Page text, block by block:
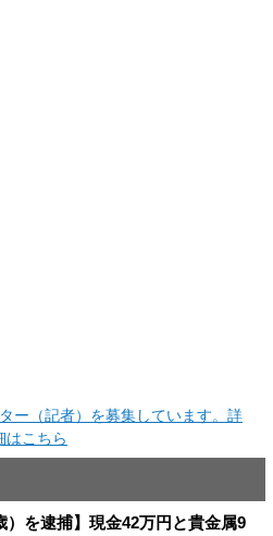
ー（記者）を募集しています。詳
はこちら
）を逮捕】現金42万円と貴金属9